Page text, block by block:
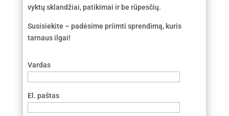
vyktų sklandžiai, patikimai ir be rūpesčių.
Susisiekite – padėsime priimti sprendimą, kuris
tarnaus ilgai!
Vardas
El. paštas